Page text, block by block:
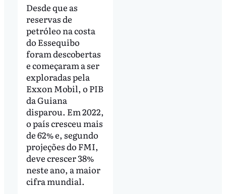
Desde que as
reservas de
petróleo na costa
do Essequibo
foram descobertas
e começaram a ser
exploradas pela
Exxon Mobil, o PIB
da Guiana
disparou. Em 2022,
o país cresceu mais
de 62% e, segundo
projeções do FMI,
deve crescer 38%
neste ano, a maior
cifra mundial.